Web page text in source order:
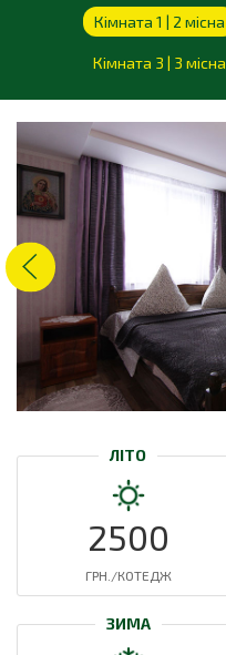
Кімната 1 | 2 місна
Кімната 3 | 3 місна
ЛІТО
2500
ГРН./КОТЕДЖ
ЗИМА